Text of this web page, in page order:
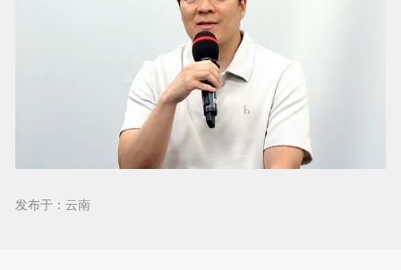
发布于：云南